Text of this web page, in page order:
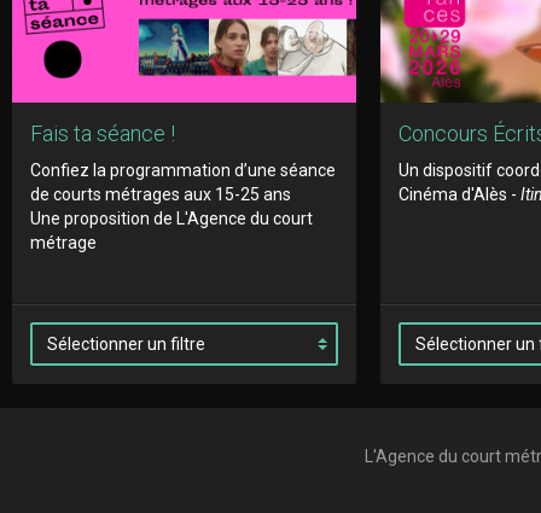
Fais ta séance !
Confiez la programmation d’une séance
de courts métrages aux 15-25 ans
Une proposition de L'Agence du court
métrage
Concours
Un dispositif
Cinéma d'Alès -
L'Agence du court